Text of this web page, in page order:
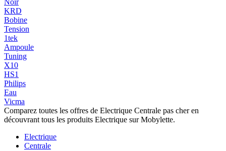
KRD
Bobine
Tension
1tek
Ampoule
Tuning
X10
HS1
Philips
Eau
Vicma
Comparez toutes les offres de Electrique Centrale pas cher en
découvrant tous les produits Electrique sur Mobylette.
Electrique
Centrale